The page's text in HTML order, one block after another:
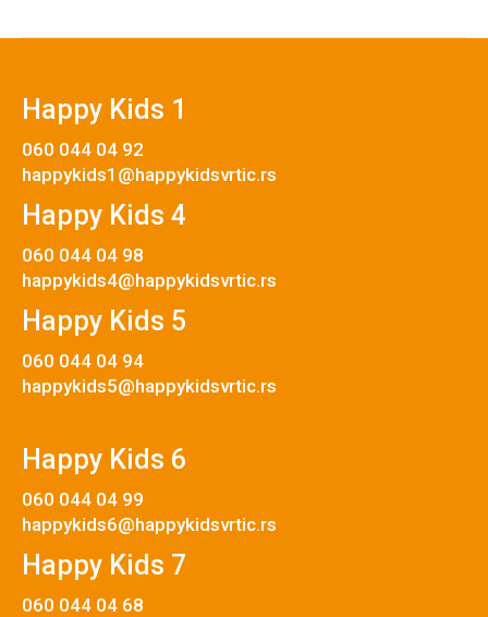
Happy Kids 1
060 044 04 92
happykids1@happykidsvrtic.rs
Happy Kids 4
060 044 04 98
happykids4@happykidsvrtic.rs
Happy Kids 5
060 044 04 94
happykids5@happykidsvrtic.rs
Happy Kids 6
060 044 04 99
happykids6@happykidsvrtic.rs
Happy Kids 7
060 044 04 68